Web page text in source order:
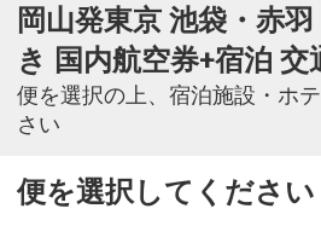
岡山発東京 池袋・赤
き 国内航空券+宿泊 交
便を選択の上、宿泊施設・ホ
さい
便を選択してください